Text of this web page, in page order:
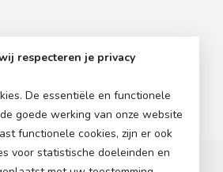
respecteren je privacy
De essentiële en functionele
goede werking van onze website
functionele cookies, zijn er ook
voor statistische doeleinden en